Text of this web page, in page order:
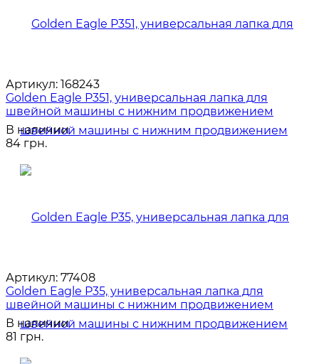
Артикул: 168243
Golden Eagle P351, универсальная лапка для
швейной машины с нижним продвижением
В наличии
84 грн.
Артикул: 77408
Golden Eagle P35, универсальная лапка для
швейной машины с нижним продвижением
В наличии
81 грн.